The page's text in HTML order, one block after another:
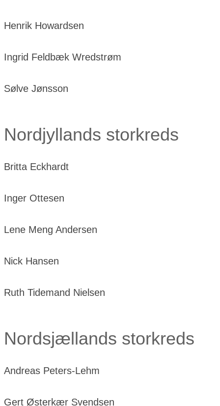
Henrik Howardsen
Ingrid Feldbæk Wredstrøm
Sølve Jønsson
Nordjyllands storkreds
Britta Eckhardt
Inger Ottesen
Lene Meng Andersen
Nick Hansen
Ruth Tidemand Nielsen
Nordsjællands storkreds
Andreas Peters-Lehm
Gert Østerkær Svendsen